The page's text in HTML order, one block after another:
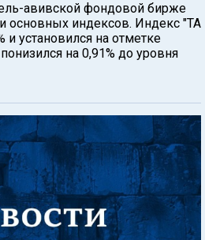
авивской фондовой бирже
основных индексов. Индекс "ТА
установился на отметке
на 0,91% до уровня